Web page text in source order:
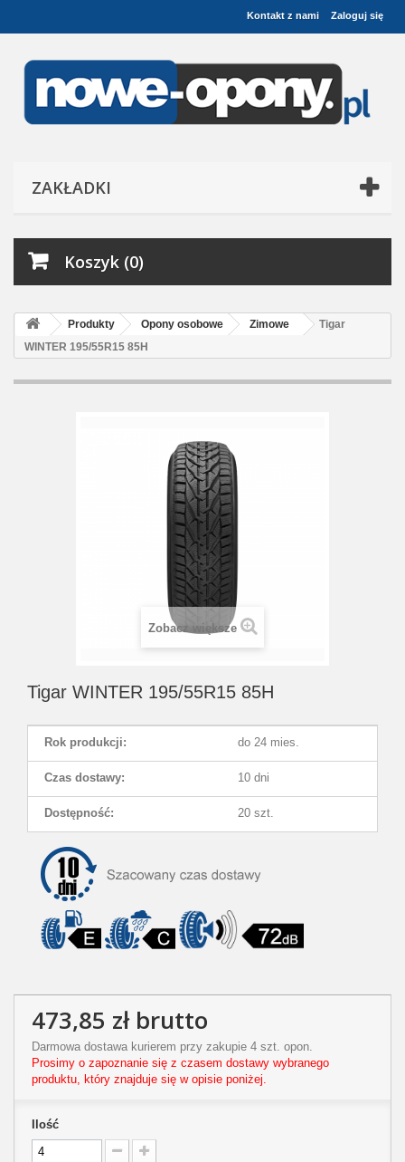
Zaloguj się
Kontakt z nami
ZAKŁADKI
Koszyk (0)
Produkty Opony osobowe Zimowe
Tigar
WINTER 195/55R15 85H
Zobacz większe
Tigar WINTER 195/55R15 85H
Rok produkcji: do 24 mies.
Czas dostawy: 10 dni
Dostępność: 20 szt.
473,85 złbrutto
Darmowa dostawa kurierem przy zakupie 4 szt. opon.
Prosimy o zapoznanie się z czasem dostawy wybranego
produktu, który znajduje się w opisie poniżej.
Ilość